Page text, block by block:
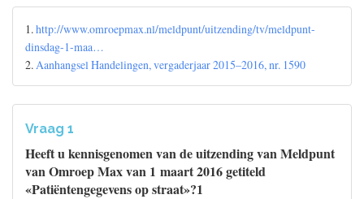
1.http://www.omroepmax.nl/meldpunt/uitzending/tv/meldpunt-
dinsdag-1-maa…
2.Aanhangsel Handelingen, vergaderjaar 2015–2016, nr. 1590
Vraag 1
Heeft u kennisgenomen van de uitzending van Meldpunt
van Omroep Max van 1 maart 2016 getiteld
«Patiëntengegevens op straat»?1